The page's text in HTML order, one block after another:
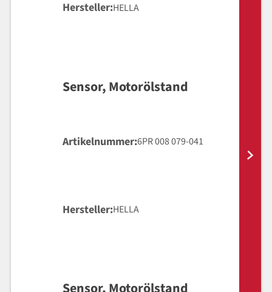
Hersteller HELLA
Sensor, Motorölstand
Artikelnummer 6PR 008 079-041
Hersteller HELLA